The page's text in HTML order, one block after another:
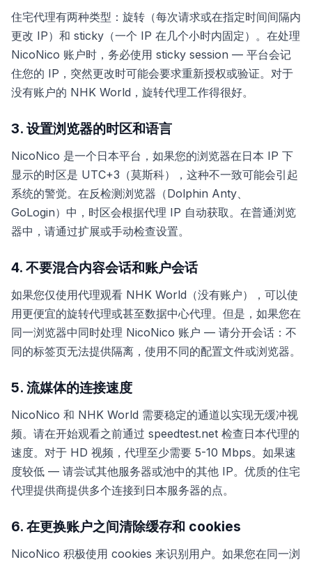
住宅代理有两种类型：旋转（每次请求或在指定时间间隔内
更改 IP）和 sticky（一个 IP 在几个小时内固定）。在处理
NicoNico 账户时，务必使用 sticky session — 平台会记
住您的 IP，突然更改时可能会要求重新授权或验证。对于
没有账户的 NHK World，旋转代理工作得很好。
3. 设置浏览器的时区和语言
NicoNico 是一个日本平台，如果您的浏览器在日本 IP 下
显示的时区是 UTC+3（莫斯科），这种不一致可能会引起
系统的警觉。在反检测浏览器（Dolphin Anty、
GoLogin）中，时区会根据代理 IP 自动获取。在普通浏览
器中，请通过扩展或手动检查设置。
4. 不要混合内容会话和账户会话
如果您仅使用代理观看 NHK World（没有账户），可以使
用更便宜的旋转代理或甚至数据中心代理。但是，如果您在
同一浏览器中同时处理 NicoNico 账户 — 请分开会话：不
同的标签页无法提供隔离，使用不同的配置文件或浏览器。
5. 流媒体的连接速度
NicoNico 和 NHK World 需要稳定的通道以实现无缓冲视
频。请在开始观看之前通过 speedtest.net 检查日本代理的
速度。对于 HD 视频，代理至少需要 5-10 Mbps。如果速
度较低 — 请尝试其他服务器或池中的其他 IP。优质的住宅
代理提供商提供多个连接到日本服务器的点。
6. 在更换账户之间清除缓存和 cookies
NicoNico 积极使用 cookies 来识别用户。如果您在同一浏